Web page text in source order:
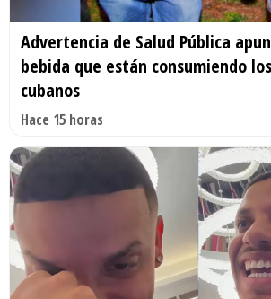
Advertencia de Salud Pública
bebida que están consumiendo
cubanos
Hace 15 horas